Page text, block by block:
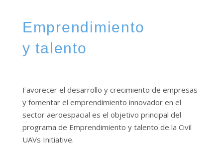
Emprendimiento
y talento
Favorecer el desarrollo y crecimiento de empresas
y fomentar el emprendimiento innovador en el
sector aeroespacial es el objetivo principal del
programa de Emprendimiento y talento de la Civil
UAVs Initiative.